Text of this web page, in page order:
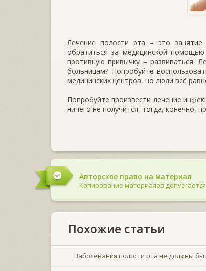
Лечение полости рта – это
обратиться за медицинской
противную привычку – развиваться.
больницам? Попробуйте
медицинских центров, но люди всё
Попробуйте произвести лечение
ничего не получится, тогда, конечно,
Авторское право на материал
Копирование материалов
Похожие статьи
Заболевания полости рта не должны